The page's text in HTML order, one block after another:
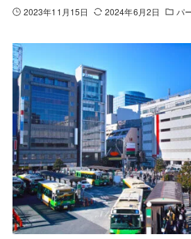
2023年11月15日 2024年6月2日 パ